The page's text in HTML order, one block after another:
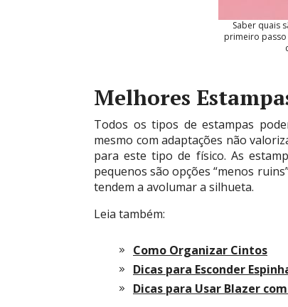
Saber quais
primeiro
Melhores
Todos os tipos de estampas
mesmo com adaptações não
para este tipo de físico. As
pequenos são opções “menos
tendem a avolumar a silhueta.
Leia também:
Como Organizar Cintos
Dicas para Esconder
Dicas para Usar Blazer